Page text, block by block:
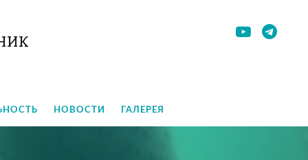
НОВОСТИ ГАЛЕРЕЯ